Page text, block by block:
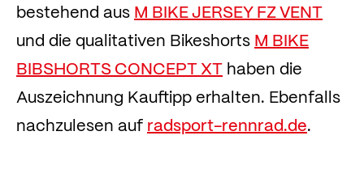
bestehend ausM BIKE JERSEY FZ VENT
und die qualitativen BikeshortsM BIKE
BIBSHORTS CONCEPT XThaben die
Auszeichnung Kauftipp erhalten. Ebenfalls
nachzulesen aufradsport-rennrad.de.